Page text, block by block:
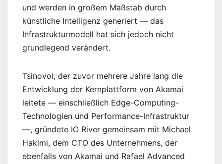
und werden in großem Maßstab durch
künstliche Intelligenz generiert — das
Infrastrukturmodell hat sich jedoch nicht
grundlegend verändert.
Tsinovoi, der zuvor mehrere Jahre lang die
Entwicklung der Kernplattform von Akamai
leitete — einschließlich Edge-Computing-
Technologien und Performance-Infrastruktur
—, gründete IO River gemeinsam mit Michael
Hakimi, dem CTO des Unternehmens, der
ebenfalls von Akamai und Rafael Advanced